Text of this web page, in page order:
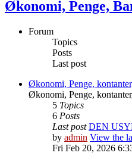
Økonomi, Penge,
Forum
Topics
Posts
Last post
Økonomi, Penge,
Økonomi, Penge,
5 Topics
6 Posts
Last post DEN
by admin View the
Fri Feb 20, 2026